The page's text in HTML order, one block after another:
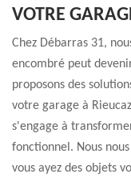
VOTRE
Chez Débarras 31,
encombré peut
proposons des
votre garage à
s'engage à
fonctionnel. Nous
vous ayez des objets